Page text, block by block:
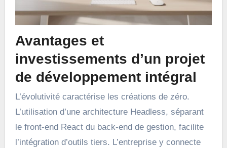
Avantages et
investissements d’un projet
de développement intégral
L’évolutivité caractérise les créations de zéro.
L’utilisation d’une architecture Headless, séparant
le front-end React du back-end de gestion, facilite
l’intégration d’outils tiers. L’entreprise y connecte